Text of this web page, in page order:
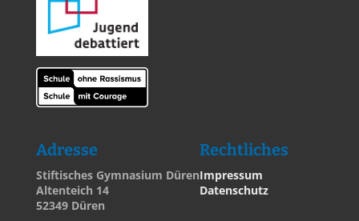
Adresse
Stiftisches Gymnasium Düren
Altenteich 14
52349 Düren
Rechtliches
Impressum
Datenschutz